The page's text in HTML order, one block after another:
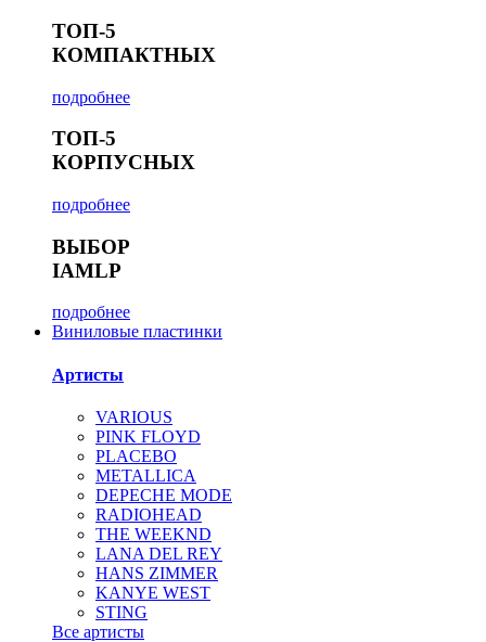
ТОП-5
КОМПАКТНЫХ
подробнее
ТОП-5
КОРПУСНЫХ
подробнее
ВЫБОР
IAMLP
подробнее
Виниловые пластинки
Артисты
VARIOUS
PINK FLOYD
PLACEBO
METALLICA
DEPECHE MODE
RADIOHEAD
THE WEEKND
LANA DEL REY
HANS ZIMMER
KANYE WEST
STING
Все артисты